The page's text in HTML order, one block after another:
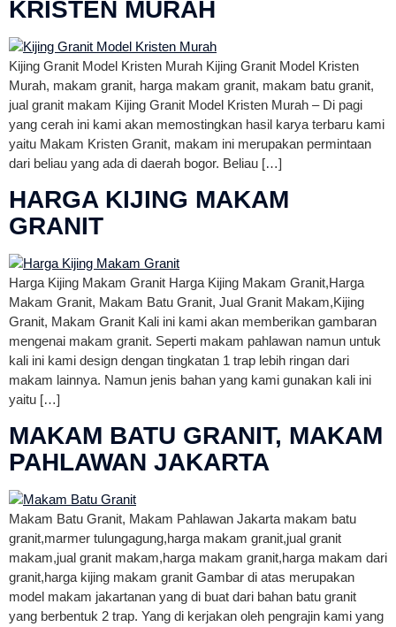
KRISTEN MURAH
Kijing Granit Model Kristen Murah Kijing Granit Model Kristen
Murah, makam granit, harga makam granit, makam batu granit,
jual granit makam Kijing Granit Model Kristen Murah – Di pagi
yang cerah ini kami akan memostingkan hasil karya terbaru kami
yaitu Makam Kristen Granit, makam ini merupakan permintaan
dari beliau yang ada di daerah bogor. Beliau […]
HARGA KIJING MAKAM
GRANIT
Harga Kijing Makam Granit Harga Kijing Makam Granit,Harga
Makam Granit, Makam Batu Granit, Jual Granit Makam,Kijing
Granit, Makam Granit Kali ini kami akan memberikan gambaran
mengenai makam granit. Seperti makam pahlawan namun untuk
kali ini kami design dengan tingkatan 1 trap lebih ringan dari
makam lainnya. Namun jenis bahan yang kami gunakan kali ini
yaitu […]
MAKAM BATU GRANIT, MAKAM
PAHLAWAN JAKARTA
Makam Batu Granit, Makam Pahlawan Jakarta makam batu
granit,marmer tulungagung,harga makam granit,jual granit
makam,jual granit makam,harga makam granit,harga makam dari
granit,harga kijing makam granit Gambar di atas merupakan
model makam jakartanan yang di buat dari bahan batu granit
yang berbentuk 2 trap. Yang di kerjakan oleh pengrajin kami yang